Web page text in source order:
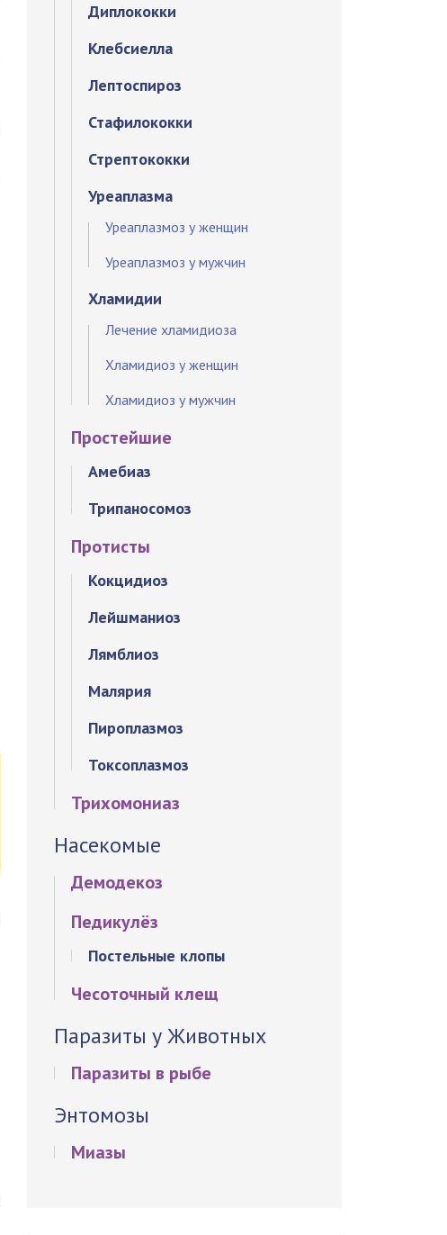
Диплококки
Клебсиелла
Лептоспироз
Стафилококки
Стрептококки
Уреаплазма
Уреаплазмоз у женщин
Уреаплазмоз у мужчин
Хламидии
Лечение хламидиоза
Хламидиоз у женщин
Хламидиоз у мужчин
Простейшие
Амебиаз
Трипаносомоз
Протисты
Кокцидиоз
Лейшманиоз
Лямблиоз
Малярия
Пироплазмоз
Токсоплазмоз
Трихомониаз
Насекомые
Демодекоз
Педикулёз
Постельные клопы
Чесоточный клещ
Паразиты у Животных
Паразиты в рыбе
Энтомозы
Миазы